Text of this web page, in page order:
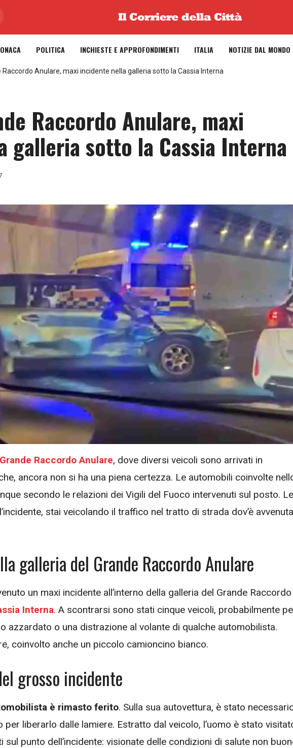
POLITICA INCHIESTE E APPROFONDIMENTI ITALIA NOTIZIE DAL MONDO
Raccordo Anulare, maxi incidente nella galleria sotto la Cassia Interna
Raccordo Anulare, maxi
galleria sotto la Cassia Interna
Grande Raccordo Anulare, dove diversi veicoli sono arrivati in
ancora non si ha una piena certezza. Le automobili coinvolte
secondo le relazioni dei Vigili del Fuoco intervenuti sul posto. Le
stai veicolando il traffico nel tratto di strada dov’è avvenuta
galleria del Grande Raccordo Anulare
un maxi incidente all’interno della galleria del Grande Raccordo
Interna. A scontrarsi sono stati cinque veicoli, probabilmente
azzardato o una distrazione al volante di qualche automobilista.
coinvolto anche un piccolo camioncino bianco.
grosso incidente
è rimasto ferito. Sulla sua autovettura, è stato
per liberarlo dalle lamiere. Estratto dal veicolo, l’uomo è stato
punto dell’incidente: visionate delle condizioni di salute non